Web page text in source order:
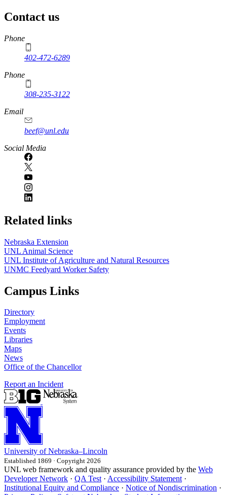
Contact us
https://
www.unl.edu
Phone
402-472-6289
Phone
308-235-3122
Email
beef@unl.edu
Social Media
Related links
Nebraska Extension
UNL Animal Science
UNL Institute of Agriculture and Natural Resources
UNMC Feedyard Worker Safety
Campus Links
Directory
Employment
Events
Libraries
Maps
News
Office of the Chancellor
Report an Incident
University of Nebraska–Lincoln
Established 1869 · Copyright 2026
UNL web framework and quality assurance provided by the Web
Developer Network · QA Test· Accessibility Statement·
Institutional Equity and Compliance · Notice of Nondiscrimination ·